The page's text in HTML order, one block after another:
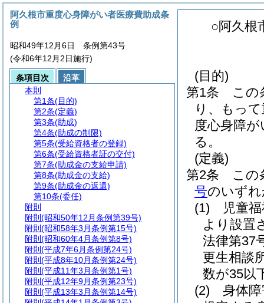
○阿久根
(目的)
第1条
この
り、もっ
度心身障
る。
(定義)
第2条
この
号のいず
(1)
児童
より設置
法律第37
更生相談
数が35以
(2)
身体
阿久根市重度心身障がい者医療費助成条
例
昭和49年12月6日 条例第43号
(令和6年12月2日施行)
条項目次
沿革
本則
第1条(目的)
第2条(定義)
第3条(助成)
第4条(助成の制限)
第5条(受給資格者の登録)
第6条(受給資格者証の交付)
第7条(助成金の支給申請)
第8条(助成金の支給)
第9条(助成金の返還)
第10条(委任)
附則
附則 (昭和50年12月条例第39号)
附則 (昭和58年3月条例第15号)
附則 (昭和60年4月条例第8号)
附則 (平成7年6月条例第24号)
附則 (平成8年10月条例第24号)
附則 (平成11年3月条例第1号)
附則 (平成12年9月条例第23号)
附則 (平成13年3月条例第14号)